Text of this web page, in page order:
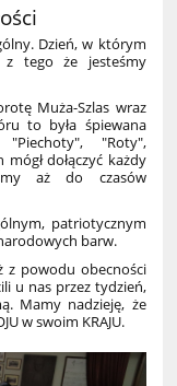
Dzień, w którym
z tego że jesteśmy
Muża-Szlas wraz
to była śpiewana
"Roty",
dołączyć każdy
aż do czasów
patriotycznym
barw.
z powodu obecności
u nas przez tydzień,
Mamy nadzieję, że
w swoim KRAJU.